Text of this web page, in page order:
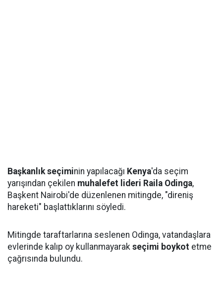
Başkanlık seçiminin yapılacağı Kenya'da seçim
yarışından çekilen muhalefet lideri Raila Odinga,
Başkent Nairobi'de düzenlenen mitingde, "direniş
hareketi" başlattıklarını söyledi.
Mitingde taraftarlarına seslenen Odinga, vatandaşlara
evlerinde kalıp oy kullanmayarak seçimi boykot etme
çağrısında bulundu.